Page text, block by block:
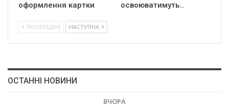
оформлення картки
освоюватимуть…
ПОПЕРЕДНЯ НАСТУПНА
ОСТАННІ НОВИНИ
ВЧОРА